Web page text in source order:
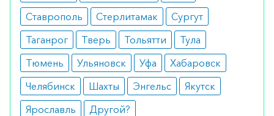
Медики о препарате
Врачи рекомендуют для выполнения
химиотерапии в качестве дополнительного
средства, даже если та уже начата.
Как оформить заказ?
Ставрополь
Стерлитамак
Сургут
Таганрог
Тверь Тольятти
Тула
Тюмень
Ульяновск Уфа
Хабаровск
Челябинск
Шахты Энгельс
Якутск
Ярославль
Другой?